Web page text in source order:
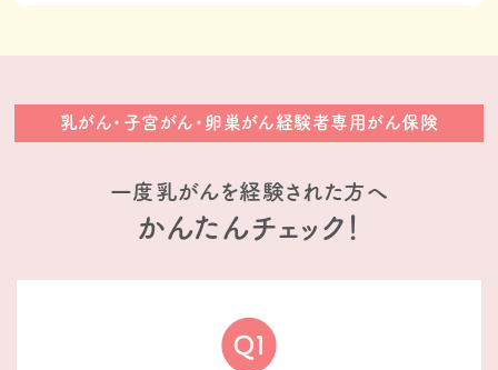
乳がん・子宮がん・卵巣がん経験者専用がん保険
一度乳がんを経験された方へ
かんたんチェック！